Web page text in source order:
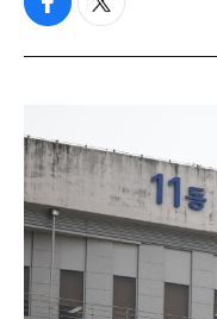
f
c
o
k
t
i
r